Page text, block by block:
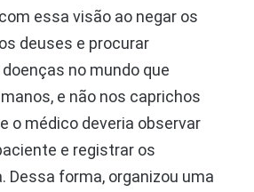
essa visão ao negar os
deuses e procurar
no mundo que
e não nos caprichos
o médico deveria observar
e registrar os
Dessa forma, organizou uma